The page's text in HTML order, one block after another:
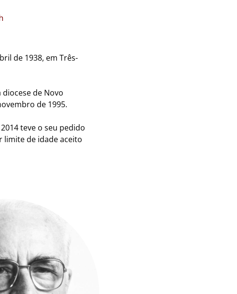
de 1938, em Três-
de Novo
de 1995.
teve o seu pedido
limite de idade aceito